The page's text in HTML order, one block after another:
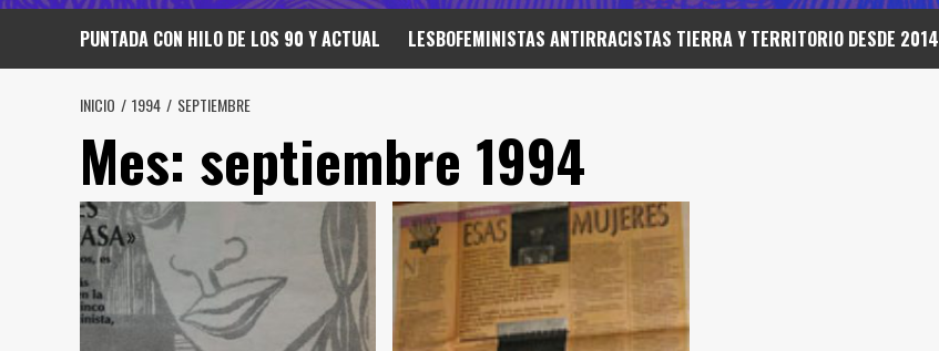
PUNTADA CON HILO DE LOS 90 Y ACTUAL LESBOFEMINISTAS ANTIRRACISTAS TIERRA Y TERRITORIO DESDE 2014
INICIO 1994 SEPTIEMBRE
Mes: septiembre 1994